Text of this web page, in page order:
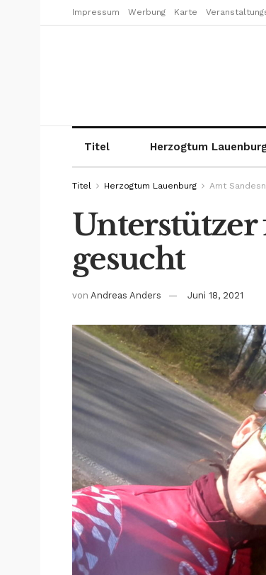
Impressum Werbung Karte
Titel Herzogtum
Titel Herzogtum Lauenburg Amt
Unterstützer
gesucht
von Andreas Anders Juni 18, 2021